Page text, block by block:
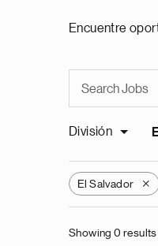
Encuentre
División
El Salvador X
Showing 0 results